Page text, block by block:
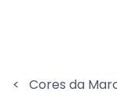
< Cores da